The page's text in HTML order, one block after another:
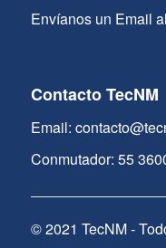
Envíanos un Email
Contacto TecNM
Email:
Conmutador: 55
© 2021 TecNM -